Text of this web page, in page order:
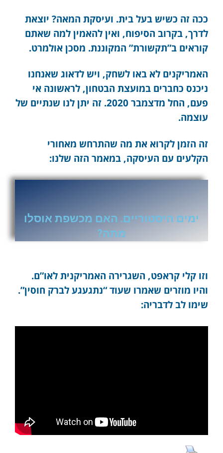
ככה זה כשיש בעל בית. ועיסקת המאה? יוצאת
לדרך, בקרוב הסיפוח, ואין להאמין למה שאתם
קוראים ב”תקשורת” המקוננת. מסכן אולמרט.
האמריקנים לא באו לשחק, ויש לדאוג שאנחנו
ניכנס כחברים במועצת הבטחון, לראשונה אי
פעם, החל מדצמבר 2020. זה יתן לנו שנתיים של
עוצמה.
זה הזמן לקרוא את מה שהתרחש מאחורי
הקלעים עם העיסקה, במאמר הזה שלנו:
ימים היסטוריים. האם מכשפת אוסלו
מתה?
וזו קלי קראפט, השגרירה האמריקנית לאו”ם.
והיו מוזרים שאמרו שעוד “נתגעגע לברק חוסין”.
שימו לב לדבריה: